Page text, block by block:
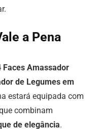
a Pena
Faces Amassador
de Legumes em
estará equipada com
combinam
de elegância.